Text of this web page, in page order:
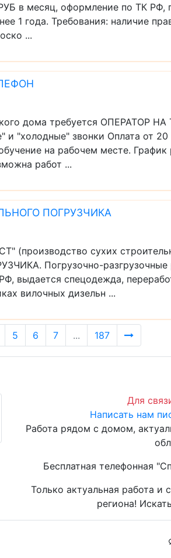
в месяц, оформление по ТК РФ,
1 года. Требования: наличие
...
дома требуется ОПЕРАТОР
и "холодные" звонки Оплата от
на рабочем месте. График
работ ...
ПОГРУЗЧИКА
(производство сухих
Погрузочно-разгрузочные
выдается спецодежда,
вилочных дизельн ...
5 6 7 ... 187
Для
Написать нам
Работа рядом с домом,
Бесплатная телефонная
Только актуальная работа и
региона!